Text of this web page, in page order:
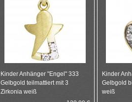
Kinder Anhänger "Engel" 333
Gelbgold teilmattiert mit 3
Zirkonia weiß
Kinder
Gelbgold
weiß